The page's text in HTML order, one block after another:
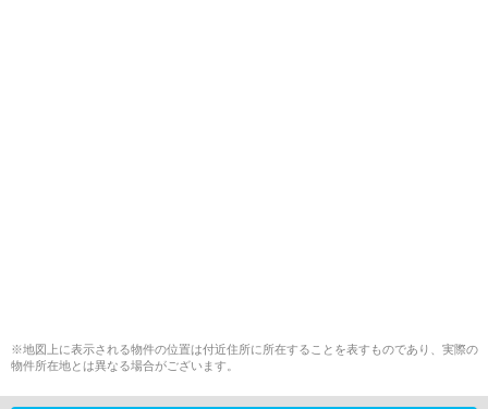
※地図上に表示される物件の位置は付近住所に所在することを表すものであり、実際の
物件所在地とは異なる場合がございます。